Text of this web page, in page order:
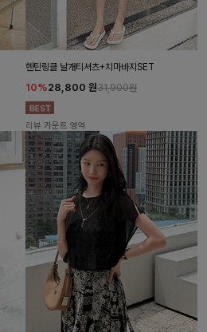
헨틴링클 날개티셔츠+치마바지SET
10%28,800 원31,900원
리뷰 카운트 영역